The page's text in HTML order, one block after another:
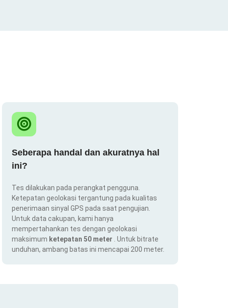
Seberapa handal dan akuratnya hal
ini?
Tes dilakukan pada perangkat pengguna.
Ketepatan geolokasi tergantung pada kualitas
penerimaan sinyal GPS pada saat pengujian.
Untuk data cakupan, kami hanya
mempertahankan tes dengan geolokasi
maksimum ketepatan 50 meter
. Untuk bitrate
unduhan, ambang batas ini mencapai 200 meter.